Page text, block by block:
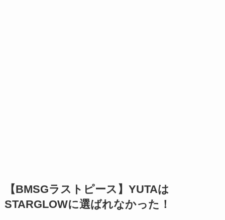
【BMSGラストピース】YUTAは
STARGLOWに選ばれなかった！